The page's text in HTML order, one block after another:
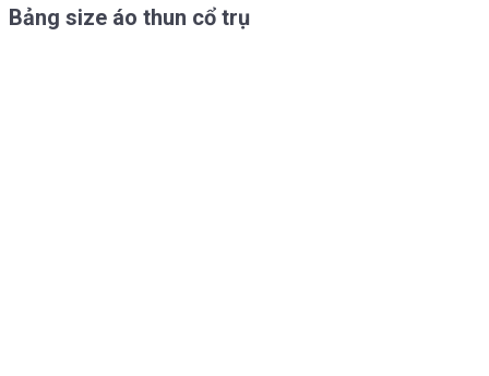
Bảng size áo thun cổ trụ